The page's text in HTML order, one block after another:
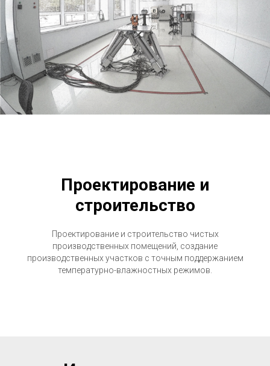
Проектирование и
строительство
Проектирование и строительство чистых
производственных помещений, создание
производственных участков с точным поддержанием
температурно-влажностных режимов.